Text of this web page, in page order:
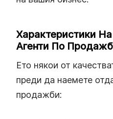
Характеристики
Агенти По
Ето някои от
преди да наемете
продажби: